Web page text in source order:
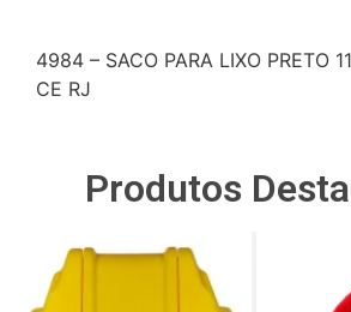
4984 – SACO PARA LIXO PRETO
CE RJ
Produtos